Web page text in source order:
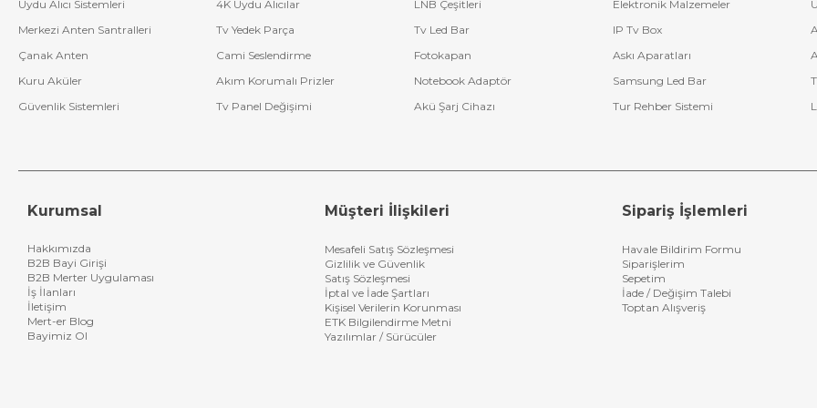
almak isteyen firmalara özeltv led bar toptan fiyatlarıiçin telefonlarımızdan bizimle
Uydu Alıcı Sistemleri 4K Uydu Alıcılar LNB Çeşitleri Elektronik Malzemeler
Merkezi Anten Santralleri
Tv Yedek Parça Tv Led Bar IP Tv Box
Çanak Anten
Cami Seslendirme Fotokapan Askı Aparatları
Kuru Aküler
Akım Korumalı Prizler Notebook Adaptör Samsung Led Bar
Güvenlik Sistemleri
Tv Panel Değişimi Akü Şarj Cihazı Tur Rehber Sistemi
Kurumsal
Hakkımızda
B2B Bayi Girişi
B2B Merter Uygulaması
İş İlanları
İletişim
Mert-er Blog
Bayimiz Ol
Müşteri İlişkileri
Mesafeli Satış Sözleşmesi
Gizlilik ve Güvenlik
Satış Sözleşmesi
İptal ve İade Şartları
Kişisel Verilerin Korunması
ETK Bilgilendirme Metni
Yazılımlar / Sürücüler
Sipariş İşlemleri
Havale Bildirim Formu
Siparişlerim
Sepetim
İade / Değişim Talebi
Toptan Alışveriş